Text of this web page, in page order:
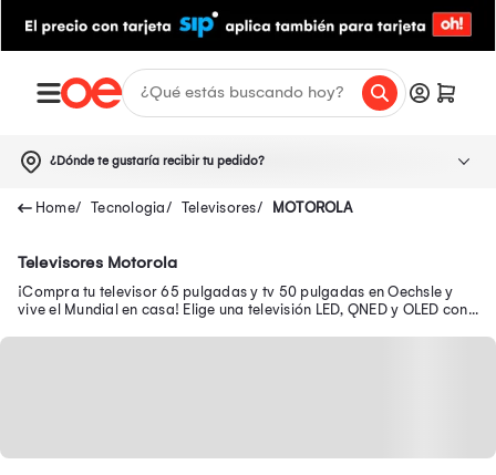
¿Dónde te gustaría recibir tu pedido?
Tecnologia Televisores MOTOROLA
Televisores Motorola
¡Compra tu televisor 65 pulgadas y tv 50 pulgadas en Oechsle y
vive el Mundial en casa! Elige una televisión LED, QNED y OLED con